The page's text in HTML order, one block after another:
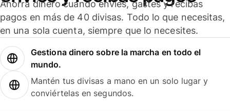
Ahorra dinero cuando envíes, gastes y recibas
pagos en más de 40 divisas. Todo lo que necesitas,
en una sola cuenta, siempre que lo necesites.
Gestiona dinero sobre la marcha en todo el
mundo.
Mantén tus divisas a mano en un solo lugar y
conviértelas en segundos.